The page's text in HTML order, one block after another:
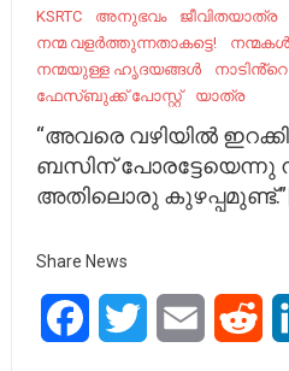
KSRTC അനുഭവം ജീവിതയാത്ര
നന്മ വളർത്തുന്നതാകട്ടെ!
നന്മകൾ
നന്മയുള്ള ഹൃദയങ്ങൾ
ഫേ​സ്ബു​ക്ക് പോ​സ്റ്റ്
യാത്ര
“അവരെ വഴിയിൽ
ബസിന് പോരട്ടേയെന്നു
അതിലൊരു
Share News
FacebookTwitter Email